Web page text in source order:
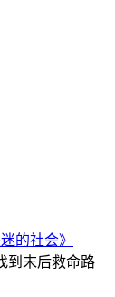
的社会》
到末后救命路